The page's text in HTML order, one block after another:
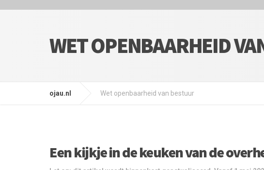
WET OPENBAARHEID
ojau.nl Wet openbaarheid van bestuur
Een kijkje in de keuken van de